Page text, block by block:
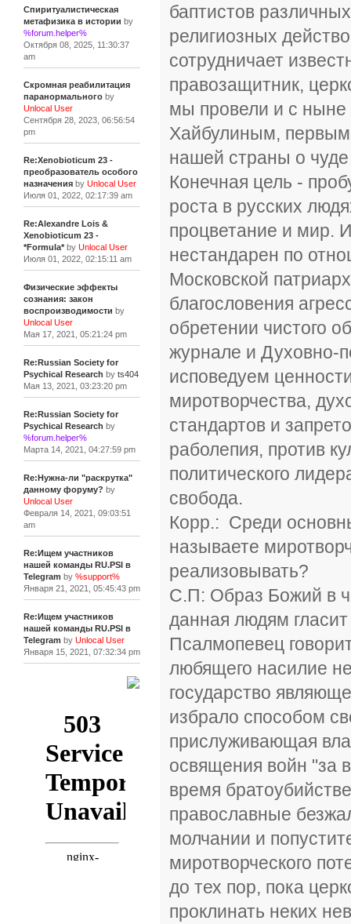
Спиритуалистическая
метафизика в истории by
%forum.helper%
Октября 08, 2025, 11:30:37
am
Скромная реабилитация
паранормальногоby
Unlocal User
Сентября 28, 2023, 06:56:54
pm
Re:Xenobioticum 23 -
преобразователь особого
назначенияby Unlocal User
Июля 01, 2022, 02:17:39 am
Re:Alexandre Lois &
Xenobioticum 23 -
*Formula*by Unlocal User
Июля 01, 2022, 02:15:11 am
Физические эффекты
сознания: закон
воспроизводимости by
Unlocal User
Мая 17, 2021, 05:21:24 pm
Re:Russian Society for
Psychical Research by ts404
Мая 13, 2021, 03:23:20 pm
Re:Russian Society for
Psychical Research by
%forum.helper%
Марта 14, 2021, 04:27:59 pm
Re:Нужна-ли "раскрутка"
данному форуму? by
Unlocal User
Февраля 14, 2021, 09:03:51
am
Re:Ищем участников
нашей команды RU.PSI в
Telegram by %support%
Января 21, 2021, 05:45:43 pm
Re:Ищем участников
нашей команды RU.PSI в
Telegram by Unlocal User
Января 15, 2021, 07:32:34 pm
баптистов
религиозных
сотрудничает
правозащитник,
мы провели и с
Хайбулиным,
нашей страны о
Конечная цель -
роста в русских
процветание и мир.
нестандарен по
Московской
благословения
обретении чистого
журнале и Духовно-
исповедуем
миротворчества,
стандартов и
раболепия, против
политического
свобода.
Корр.: Среди
называете
реализовывать?
С.П: Образ Божий в
данная людям
Псалмопевец
любящего насилие
государство
избрало способом
прислуживающая
освящения войн "за
время
православные
молчании и
миротворческого
до тех пор, пока
проклинать неких